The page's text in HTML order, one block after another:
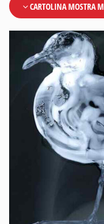
CARTOLINA MOSTRA